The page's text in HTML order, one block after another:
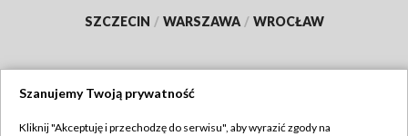
SZCZECIN / WARSZAWA / WROCŁAW
Szanujemy Twoją prywatność
Kliknij "Akceptuję i przechodzę do serwisu", aby wyrazić zgody na